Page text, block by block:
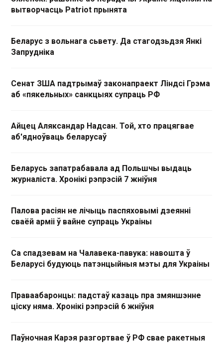
вытворчасць Patriot прынята
Беларус з вольнага сьвету. Да стагодзьдзя Янкі
Запрудніка
Сенат ЗША падтрымаў законапраект Ліндсі Грэма
аб «пякельных» санкцыях супраць РФ
Айцец Аляксандар Надсан. Той, хто працягвае
аб'ядноўваць беларусаў
Беларусь запатрабавала ад Польшчы выдаць
журналіста. Хронікі рэпрэсій 7 жніўня
Палова расіян не лічыць паспяховымі дзеянні
сваёй арміі ў вайне супраць Украіны
Са спадзевам на Чалавека-павука: навошта ў
Беларусі будуюць патэнцыйныя мэты для Украіны
Праваабаронцы: падстаў казаць пра змяншэнне
ціску няма. Хронікі рэпрэсій 6 жніўня
Паўночная Карэя разгортвае ў РФ свае ракетныя